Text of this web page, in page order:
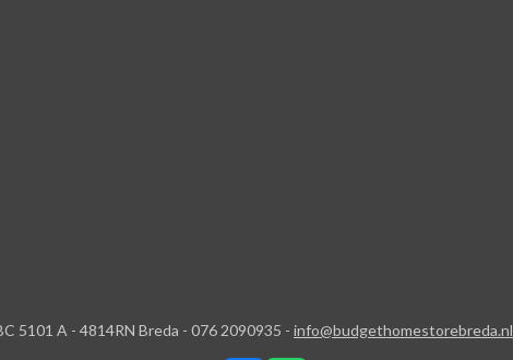
5101 A - 4814RN Breda - 076 2090935 - info@budgethomestorebreda.nl